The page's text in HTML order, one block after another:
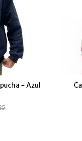
- Azul